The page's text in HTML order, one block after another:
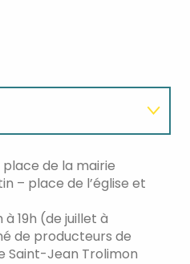
place de la mairie
– place de l’église et
à 19h (de juillet à
de producteurs de
Saint-Jean Trolimon